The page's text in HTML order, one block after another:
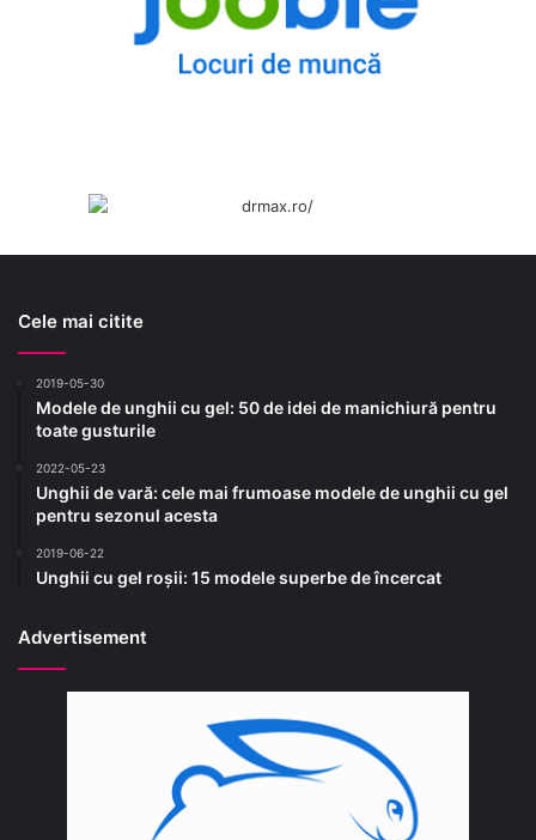
Cele mai citite
2019-05-30
Modele de unghii cu gel: 50 de idei de manichiură pentru
toate gusturile
2022-05-23
Unghii de vară: cele mai frumoase modele de unghii cu gel
pentru sezonul acesta
2019-06-22
Unghii cu gel roșii: 15 modele superbe de încercat
Advertisement